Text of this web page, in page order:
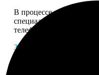
В процессе подготовки
специалисты могут
телефону или email для
3. ИЗГОТОВЛЕНИЕ
получите